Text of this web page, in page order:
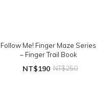
Follow Me! Finger Maze Series
– Finger Trail Book
NT$190 NT$250